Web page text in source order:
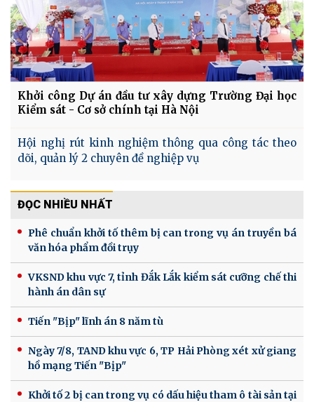
Khởi công Dự án đầu tư xây dựng Trường Đại học
Kiểm sát - Cơ sở chính tại Hà Nội
Hội nghị rút kinh nghiệm thông qua công tác theo
dõi, quản lý 2 chuyên đề nghiệp vụ
ĐỌC NHIỀU NHẤT
Phê chuẩn khởi tố thêm bị can trong vụ án truyền bá
văn hóa phẩm đồi trụy
VKSND khu vực 7, tỉnh Đắk Lắk kiểm sát cưỡng chế thi
hành án dân sự
Tiến "Bịp" lĩnh án 8 năm tù
Ngày 7/8, TAND khu vực 6, TP Hải Phòng xét xử giang
hồ mạng Tiến "Bịp"
Khởi tố 2 bị can trong vụ có dấu hiệu tham ô tài sản tại